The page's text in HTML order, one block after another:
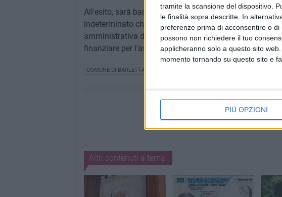
tramite la scansione del dispositivo.
le finalità sopra descritte. In
preferenze prima di acconsentire o di
possono non richiedere il tuo
applicheranno solo a questo sito
momento tornando su questo sito e
PIÙ OPZIONI
All'esito, sarà bandito un concorso nazionale per
indeterminato che saranno impiegati esclusivamente
amministrativa delle amministrazioni locali. L'Agenzia
finanziare per l'assunzione delle nuove figure
COMUNE DI BARLETTA
Altri contenuti a tema